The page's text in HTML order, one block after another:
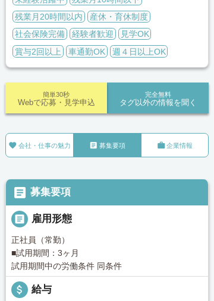
残業月20時間以内
産休・育休制度
社会保険完備
経験者歓迎
見学OK
賞与2回以上
車通勤OK 週４日以上OK
完全無料
タグ以外の情報を聞く
簡単30秒
Webで応募・見学申込
 会社・仕事の魅力  募集要項 企業情報
 募集要項
 雇用形態
正社員（常勤）
■試用期間：3ヶ月
試用期間中の労働条件 同条件
attach_money 給与